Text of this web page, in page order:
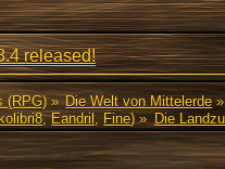
released!
(RPG)» Die Welt von Mittelerde»
,Eandril , Fine) » Die